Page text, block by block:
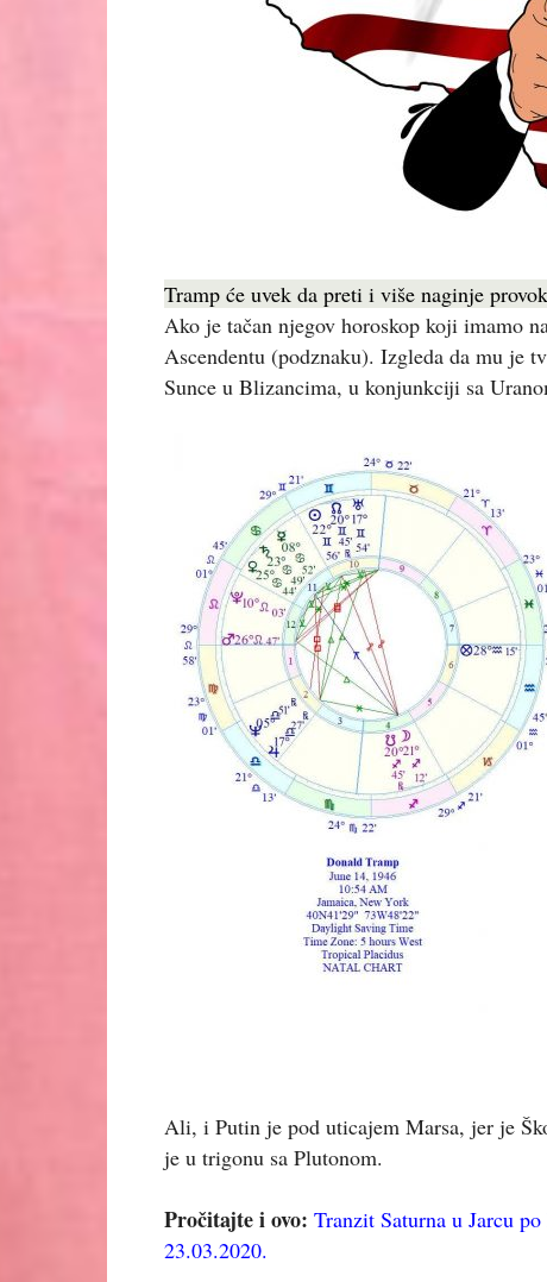
Tramp će uvek da preti i više naginje
Ako je tačan njegov horoskop koji imamo
Ascendentu (podznaku). Izgleda da mu je
Sunce u Blizancima, u konjunkciji sa
Ali, i Putin je pod uticajem Marsa, jer je
je u trigonu sa Plutonom.
Pročitajte i ovo: Tranzit Saturna u Jarcu
23.03.2020.